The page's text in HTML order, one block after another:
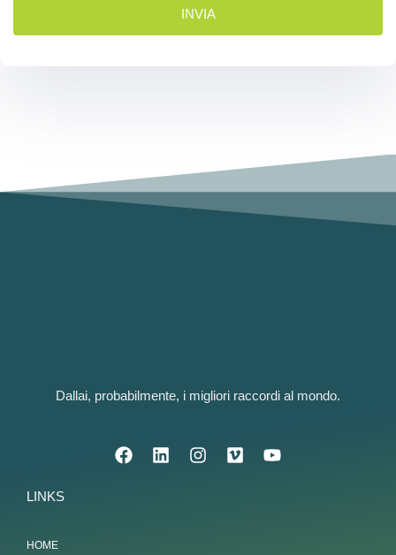
INVIA
Dallai, probabilmente, i migliori raccordi al mondo.
LINKS
HOME